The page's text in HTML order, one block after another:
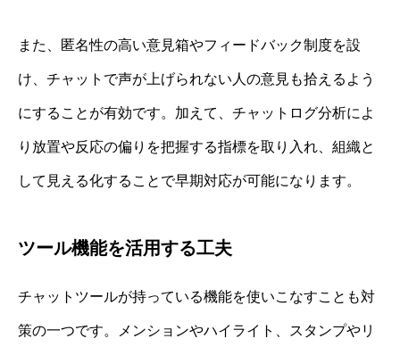
また、匿名性の高い意見箱やフィードバック制度を設
け、チャットで声が上げられない人の意見も拾えるよう
にすることが有効です。加えて、チャットログ分析によ
り放置や反応の偏りを把握する指標を取り入れ、組織と
して見える化することで早期対応が可能になります。
ツール機能を活用する工夫
チャットツールが持っている機能を使いこなすことも対
策の一つです。メンションやハイライト、スタンプやリ